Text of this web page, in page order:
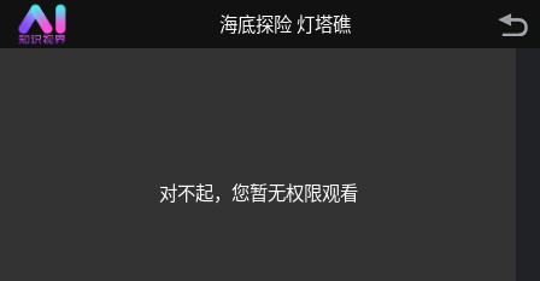
海底探险 灯塔礁
对不起，您暂无权限观看